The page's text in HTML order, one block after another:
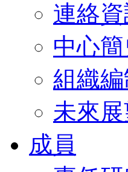
連絡
中心簡
組織編
未來展
成員